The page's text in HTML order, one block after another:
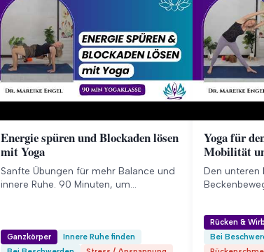
Energie spüren und Blockaden lösen
mit Yoga
Sanfte Übungen für mehr Balance und
innere Ruhe. 90 Minuten, um
Ganzkörper
Innere Ruhe finden
Yoga für
Mobilität
Den unteren
Rücken &
Bei